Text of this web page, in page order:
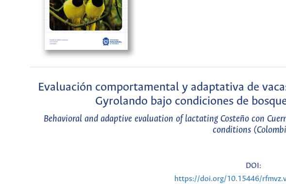
Evaluación comportamental y adaptativa de
Gyrolando bajo condiciones de
Behavioral and adaptive evaluation of lactating Costeño con
conditions
DOI:
https://doi.org/10.15446/